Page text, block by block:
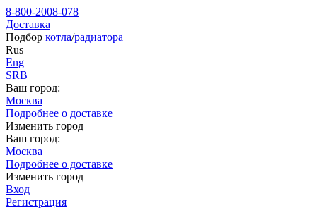
8-800-2008-078
Доставка
Подбор котла/радиатора
Rus
Eng
SRB
Ваш город:
Москва
Подробнее о доставке
Изменить город
Ваш город:
Москва
Подробнее о доставке
Изменить город
Вход
Регистрация